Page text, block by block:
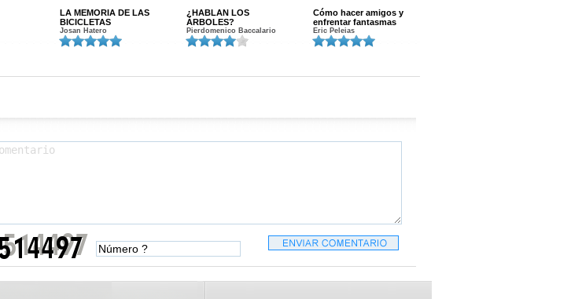
LA MEMORIA DE LAS
BICICLETAS
Josan Hatero
¿HABLAN LOS
ÁRBOLES?
Pierdomenico Baccalario
Cómo hacer amigos y
enfrentar fantasmas
Eric Peleias